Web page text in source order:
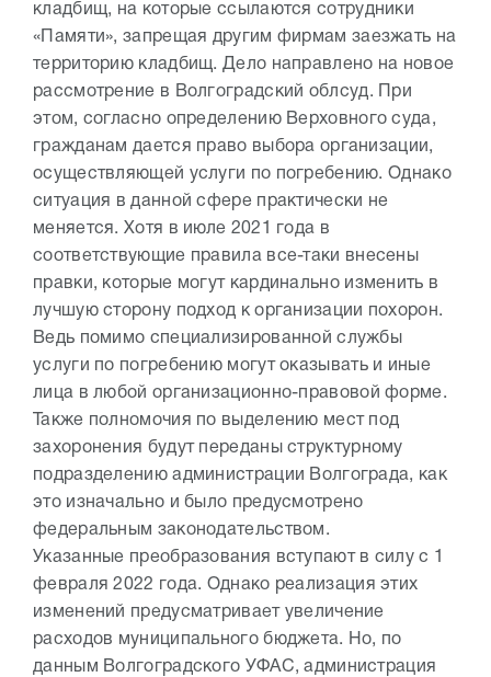
кладбищ, на которые ссылаются сотрудники
«Памяти», запрещая другим фирмам заезжать на
территорию кладбищ. Дело направлено на новое
рассмотрение в Волгоградский облсуд. При
этом, согласно определению Верховного суда,
гражданам дается право выбора организации,
осуществляющей услуги по погребению. Однако
ситуация в данной сфере практически не
меняется. Хотя в июле 2021 года в
соответствующие правила все-таки внесены
правки, которые могут кардинально изменить в
лучшую сторону подход к организации похорон.
Ведь помимо специализированной службы
услуги по погребению могут оказывать и иные
лица в любой организационно-правовой форме.
Также полномочия по выделению мест под
захоронения будут переданы структурному
подразделению администрации Волгограда, как
это изначально и было предусмотрено
федеральным законодательством.
Указанные преобразования вступают в силу с 1
февраля 2022 года. Однако реализация этих
изменений предусматривает увеличение
расходов муниципального бюджета. Но, по
данным Волгоградского УФАС, администрация